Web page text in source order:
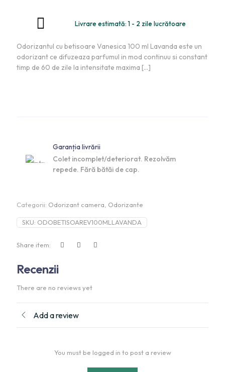
Livrare estimată: 1 - 2 zile lucrătoare
Odorizantul cu betisoare Vanesica 100 ml Lavanda este un
odorizant ce difuzeaza parfumul in mod continuu si constant
timp de 60 de zile la intensitate maxima […]
Garanția livrării
Colet incomplet/deteriorat. Rezolvăm
repede. Fără bătăi de cap.
Categorii: Odorizant camera Odorizante
SKU: ODOBETISOAREV100MLLAVANDA
Share item:
Recenzii
There are no reviews yet
Add a review
You must be logged in to post a review